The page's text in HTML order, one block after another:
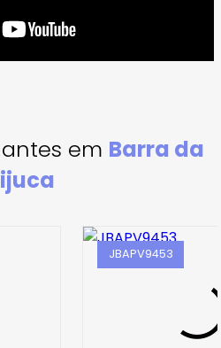
em Barra da
JBAPV9453